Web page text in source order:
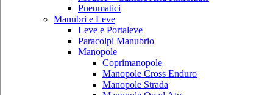
Pneumatici
Manubri e Leve
Leve e Portaleve
Paracolpi Manubrio
Manopole
Coprimanopole
Manopole Cross Enduro
Manopole Strada